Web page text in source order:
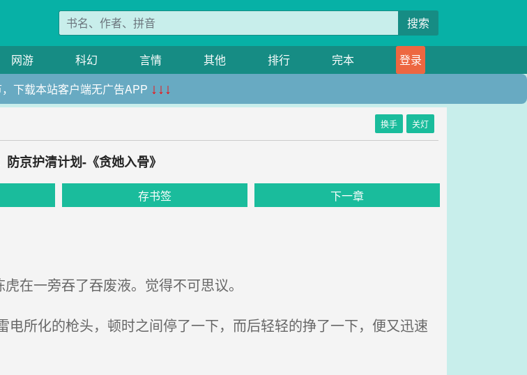
搜索
网游 科幻 言情 其他 排行 完本
登录
下载本站客户端无广告APP ↓↓↓
换手 关灯
防京护清计划-《贪她入骨》
存书签 下一章
在一旁吞了吞废液。觉得不可思议。
所化的枪头，顿时之间停了一下，而后轻轻的挣了一下，便又迅速